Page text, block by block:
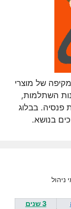
של מוצרי
השתלמות,
פנסיה. בבלוג
בנושא.
3 שנים